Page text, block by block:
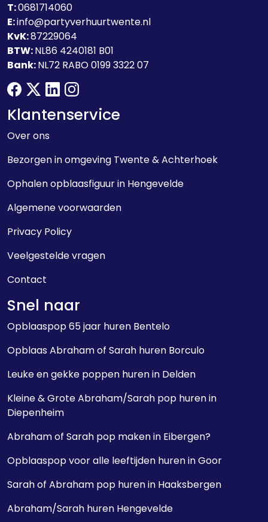
Klantenservice
Over ons
Bezorgen in omgeving Twente & Achterhoek
Ophalen opblaasfiguur in Hengevelde
Algemene voorwaarden
Privacy Policy
Veelgestelde vragen
Contact
Snel naar
Opblaaspop 65 jaar huren Bentelo
Opblaas Abraham of Sarah huren Borculo
Leuke en gekke poppen huren in Delden
Kleine & Grote Abraham/Sarah pop huren in
Diepenheim
Abraham of Sarah pop maken in Eibergen?
Opblaaspop voor alle leeftijden huren in Goor
Sarah of Abraham pop huren in Haaksbergen
Abraham/Sarah huren Hengevelde
T:0681714060
E:info@partyverhuurtwente.nl
KvK:87229064
BTW:NL86 4240181 B01
Bank:NL72 RABO 0199 3322 07
facebook
twitterlinkedininstagram